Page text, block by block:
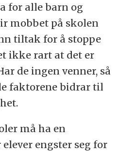
for alle barn og
mobbet på skolen
tiltak for å stoppe
ikke rart at det er
de ingen venner, så
faktorene bidrar til
må ha en
engster seg for